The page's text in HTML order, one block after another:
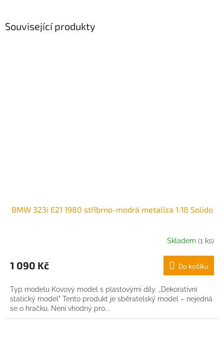
Související produkty
BMW 323i E21 1980 stříbrno-modrá metalíza 1:18 Solido
Skladem (1 ks)
1 090 Kč Do košíku
Typ modelu Kovový model s plastovými díly. „Dekorativní
statický model" Tento produkt je sběratelský model – nejedná
se o hračku. Není vhodný pro...